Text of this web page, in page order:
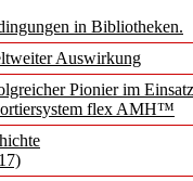
in Bibliotheken.
Auswirkung
Pionier im
flex AMH™
im
der